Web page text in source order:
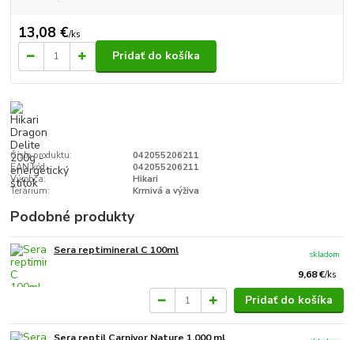
13,08 €/ks
Pridať do košíka
Číslo produktu:
042055206211
EAN kód:
042055206211
Výrobca:
Hikari
Terárium:
Krmivá a výživa
Podobné produkty
Sera reptimineral C 100ml
9,68 €/ks
skladom
Pridať do košíka